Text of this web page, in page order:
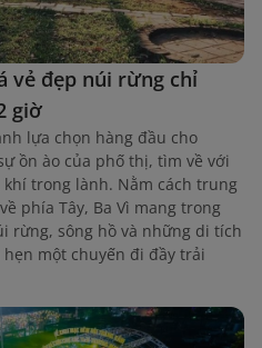
vẻ đẹp núi rừng chỉ
giờ
lựa chọn hàng đầu cho
ồn ào của phố thị, tìm về với
trong lành. Nằm cách trung
phía Tây, Ba Vì mang trong
rừng, sông hồ và những di tích
một chuyến đi đầy trải